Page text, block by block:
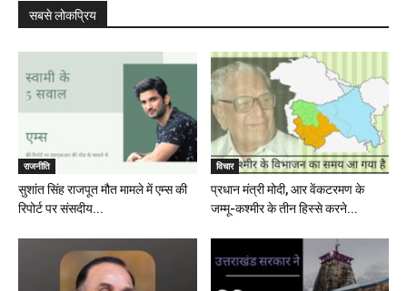
सबसे लोकप्रिय
राजनीति
सुशांत सिंह राजपूत मौत मामले में एम्स की
रिपोर्ट पर संसदीय...
विचार
प्रधान मंत्री मोदी, आर वेंकटरमण के
जम्मू-कश्मीर के तीन हिस्से करने...